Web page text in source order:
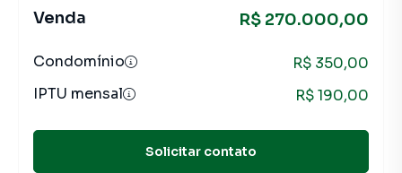
Venda R$ 270.000,00
Condomínio
R$ 350,00
IPTU mensal
R$ 190,00
Solicitar contato